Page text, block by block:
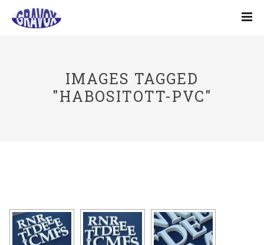
IMAGES TAGGED
"HABOSITOTT-PVC"